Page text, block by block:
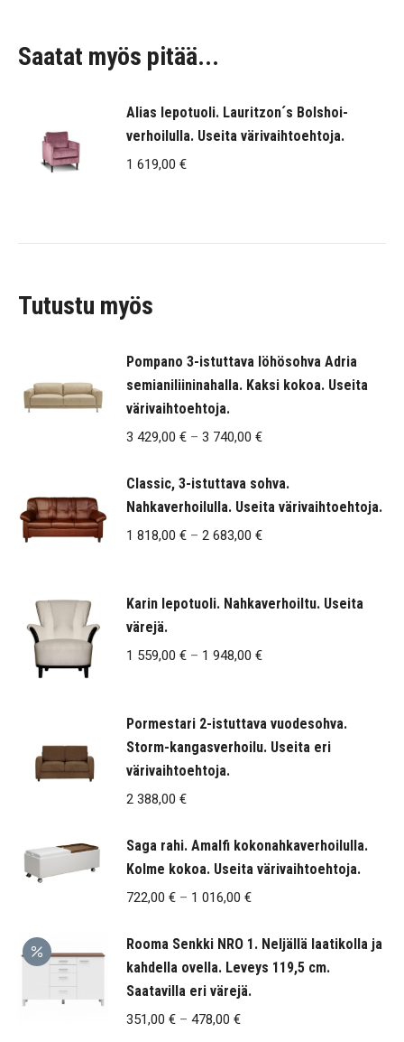
Saatat myös pitää...
Alias lepotuoli. Lauritzon´s Bolshoi-
verhoilulla. Useita värivaihtoehtoja.
1 619,00 €
Tutustu myös
Pompano 3-istuttava löhösohva Adria
semianiliininahalla. Kaksi kokoa. Useita
värivaihtoehtoja.
3 429,00 € – 3 740,00 €Hintaluokka:
429,00 €
-
3
Classic, 3-istuttava sohva.
Nahkaverhoilulla. Useita värivaihtoehtoja.
1 818,00 € – 2 683,00 €Hintaluokka:
-
683,00 €
Karin lepotuoli. Nahkaverhoiltu. Useita
värejä.
1 559,00 € – 1 948,00 €Hintaluokka:
-
1
Pormestari 2-istuttava vuodesohva.
Storm-kangasverhoilu. Useita eri
värivaihtoehtoja.
2 388,00 €
Saga rahi. Amalfi kokonahkaverhoilulla.
Kolme kokoa. Useita värivaihtoehtoja.
722,00 € – 1 016,00 €Hintaluokka:
-
1
016,00 €
Rooma Senkki NRO 1. Neljällä laatikolla ja
kahdella ovella. Leveys 119,5 cm.
Saatavilla eri värejä.
351,00 € – 478,00 €Hintaluokka: